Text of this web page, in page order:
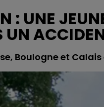
: UNE
UN
Boulogne et